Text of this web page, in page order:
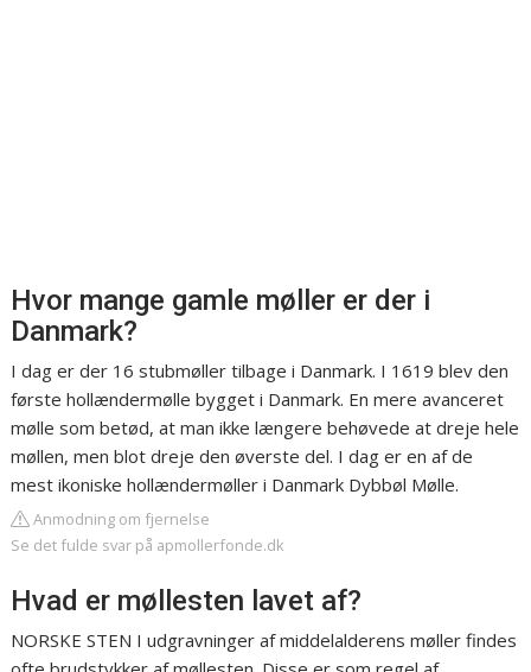
Hvor mange gamle møller er der i
Danmark?
I dag er der 16 stubmøller tilbage i Danmark. I 1619 blev den
første hollændermølle bygget i Danmark. En mere avanceret
mølle som betød, at man ikke længere behøvede at dreje hele
møllen, men blot dreje den øverste del. I dag er en af de
mest ikoniske hollændermøller i Danmark Dybbøl Mølle.
Anmodning om fjernelse
Se det fulde svar på apmollerfonde.dk
Hvad er møllesten lavet af?
NORSKE STEN I udgravninger af middelalderens møller findes